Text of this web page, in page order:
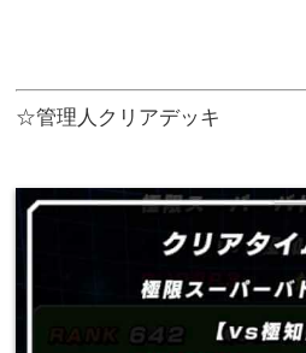
☆管理人クリアデッキ